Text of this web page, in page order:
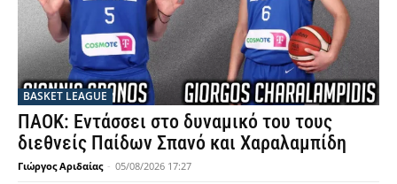
BASKET LEAGUE
ΠΑΟΚ: Εντάσσει στο δυναμικό του τους
διεθνείς Παίδων Σπανό και Χαραλαμπίδη
Γιώργος Αριδαίας - 05/08/2026 17:27